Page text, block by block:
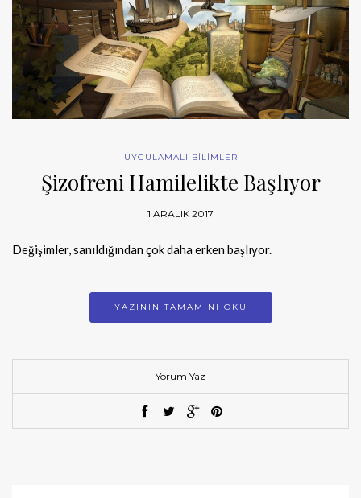
UYGULAMALI BİLİMLER
Şizofreni Hamilelikte Başlıyor
1 ARALIK 2017
Değişimler, sanıldığından çok daha erken başlıyor.
YAZININ TAMAMINI OKU
Yorum Yaz